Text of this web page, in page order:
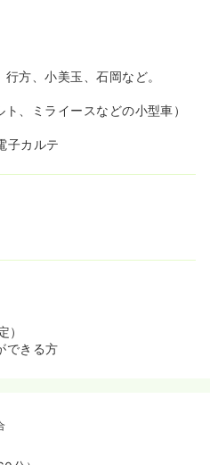
方、小美玉、石岡など。
、ミライースなどの小型車）
子カルテ
）
できる方